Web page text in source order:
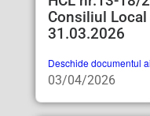
Consiliul
31.03.2026
Deschide documentul
03/04/2026